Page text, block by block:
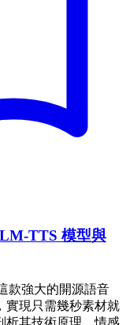
TTS 模型與
款強大的開源語音
實現只需幾秒素材就